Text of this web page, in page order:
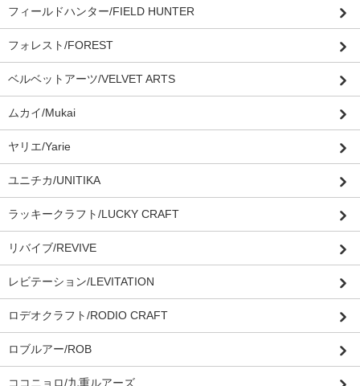
フィールドハンター/FIELD HUNTER
フォレスト/FOREST
ベルベットアーツ/VELVET ARTS
ムカイ/Mukai
ヤリエ/Yarie
ユニチカ/UNITIKA
ラッキークラフト/LUCKY CRAFT
リバイブ/REVIVE
レビテーション/LEVITATION
ロデオクラフト/RODIO CRAFT
ロブルアー/ROB
ココニョロ/九重ルアーズ